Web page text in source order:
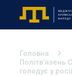
Головна
Політвʼязень
голодує у